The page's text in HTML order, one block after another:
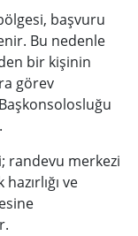
başvuru
Bu nedenle
bir kişinin
görev
randevu merkezi
ve